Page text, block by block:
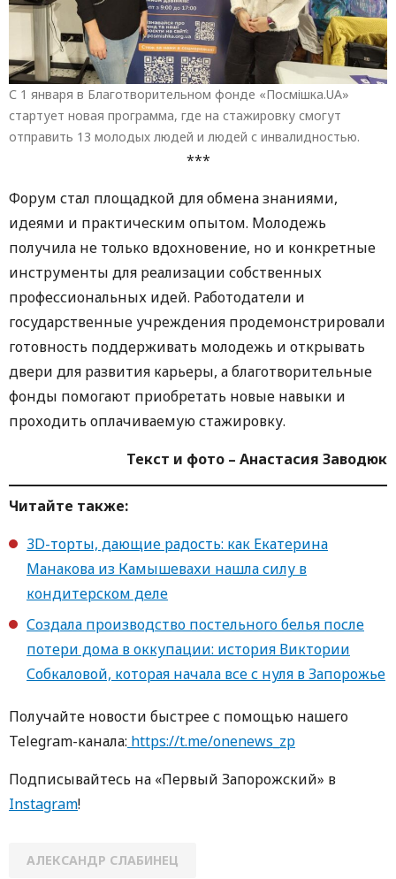
С 1 января в Благотворительном фонде «Посмішка.UA»
стартует новая программа, где на стажировку смогут
отправить 13 молодых людей и людей с инвалидностью.
***
Форум стал площадкой для обмена знаниями,
идеями и практическим опытом. Молодежь
получила не только вдохновение, но и конкретные
инструменты для реализации собственных
профессиональных идей. Работодатели и
государственные учреждения продемонстрировали
готовность поддерживать молодежь и открывать
двери для развития карьеры, а благотворительные
фонды помогают приобретать новые навыки и
проходить оплачиваемую стажировку.
Текст и фото – Анастасия Заводюк
Читайте также:
3D-торты, дающие радость: как Екатерина
Манакова из Камышевахи нашла силу в
кондитерском деле
Создала производство постельного белья после
потери дома в оккупации: история Виктории
Собкаловой, которая начала все с нуля в Запорожье
Получайте новости быстрее с помощью нашего
Telegram-канала: https://t.me/onenews_zp
Подписывайтесь на «Первый Запорожский» в
Instagram!
АЛЕКСАНДР СЛАБИНЕЦ